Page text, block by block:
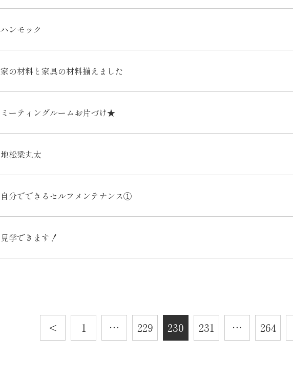
ハンモック
家の材料と家具の材料揃えました
ミーティングルームお片づけ★
地松梁丸太
自分でできるセルフメンテナンス①
見学できます！
投
ペ
<
前
へ
1 … 229 230 231 … 264